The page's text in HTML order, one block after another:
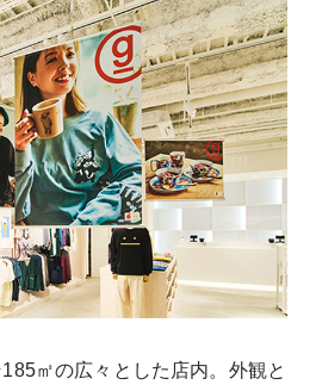
㎡の広々とした店内。外観と